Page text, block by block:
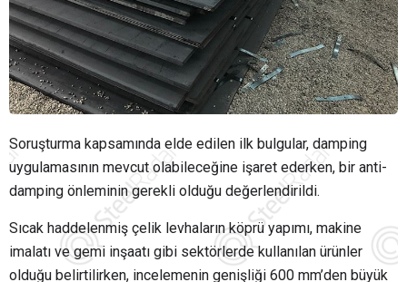
Soruşturma kapsamında elde edilen ilk bulgular, damping
uygulamasının mevcut olabileceğine işaret ederken, bir anti-
damping önleminin gerekli olduğu değerlendirildi.
Sıcak haddelenmiş çelik levhaların köprü yapımı, makine
imalatı ve gemi inşaatı gibi sektörlerde kullanılan ürünler
olduğu belirtilirken, incelemenin genişliği 600 mm’den büyük